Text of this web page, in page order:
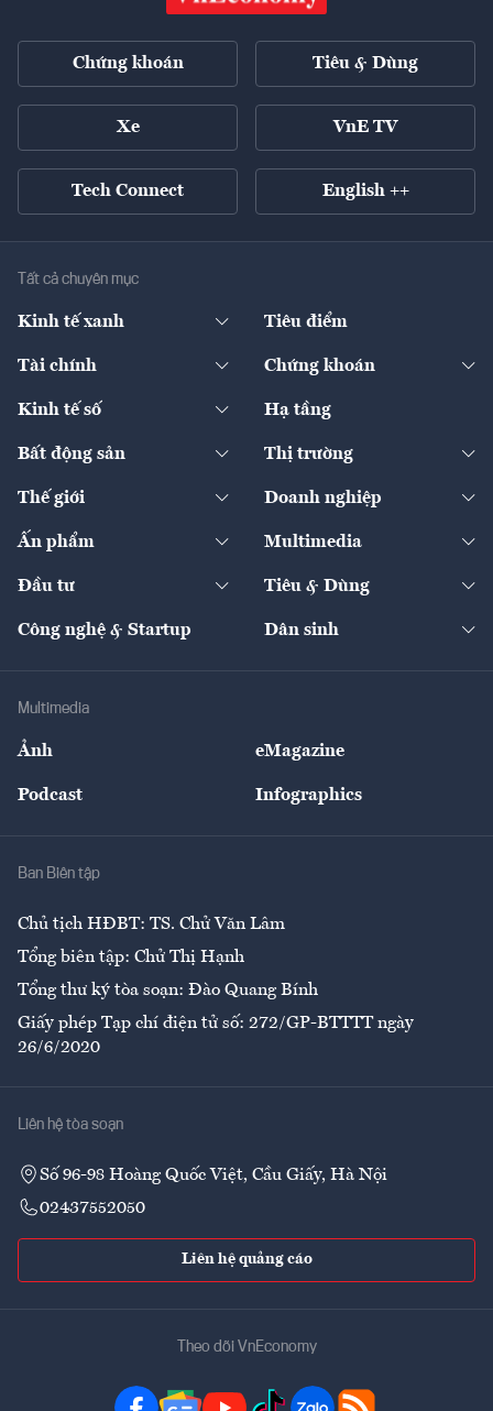
Chứng khoán Tiêu & Dùng
Xe VnE TV
Tech Connect English ++
Tất cả chuyên mục
Kinh tế xanh
Diễn đàn
Tiêu điểm
Tài chính
Ngân hàng
Bảo hiểm
Chứng khoán
Doanh nghiệp niêm yết
Khung pháp lý
Kinh tế số
Sản phẩm - Thị trường
Start-up
Quản trị số
Hạ tầng
Bất động sản
Chính sách
Tư vấn
Thị trường
Thị trường
Nông sản
Thế giới
Kinh tế
Doanh nghiệp
Ấn phẩm
The Guide
Multimedia
Đầu tư Tiêu & Dùng
Giải trí
Công nghệ & Startup Dân sinh
Multimedia
Ảnh eMagazine
Podcast Infographics
Ban Biên tập
Chủ tịch HĐBT: TS. Chử Văn Lâm
Tổng biên tập: Chử Thị Hạnh
Tổng thư ký tòa soạn: Đào Quang Bính
Giấy phép Tạp chí điện tử số: 272/GP-BTTTT ngày
26/6/2020
Liên hệ tòa soạn
Số 96-98 Hoàng Quốc Việt, Cầu Giấy, Hà Nội
02437552050
Liên hệ quảng cáo
Theo dõi VnEconomy